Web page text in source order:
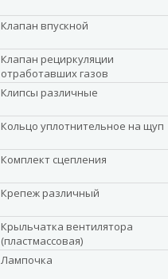
Клапан впускной
Клапан рециркуляции
отработавших газов
Клипсы различные
Кольцо уплотнительное на щуп
Комплект сцепления
Крепеж различный
Крыльчатка вентилятора
(пластмассовая)
Лампочка